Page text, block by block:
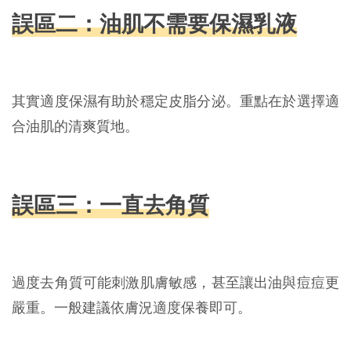
誤區二：油肌不需要保濕乳液
其實適度保濕有助於穩定皮脂分泌。重點在於選擇適
合油肌的清爽質地。
誤區三：一直去角質
過度去角質可能刺激肌膚敏感，甚至讓出油與痘痘更
嚴重。一般建議依膚況適度保養即可。